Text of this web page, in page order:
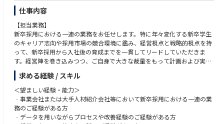
仕事内容
【担当業務】
新卒採用における一連の業務をお任せします。特に年々変化する新卒学生
のキャリア志向や採用市場の競合環境に鑑み、経営視点と戦略的視点を持
って、新卒採用から入社後の育成までを一貫してリードしていただきま
す。経営陣を巻き込みつつ、ご自身で大きな裁量をもって計画および実行
を推進するポジションです。
求める経験 / スキル
＜望ましい経験・能力＞
‐事業会社または大手人材紹介会社等において新卒採用における一連の業
務のご経験がある方
‐データを用いながらプロセスや改善経験のご経験がある方